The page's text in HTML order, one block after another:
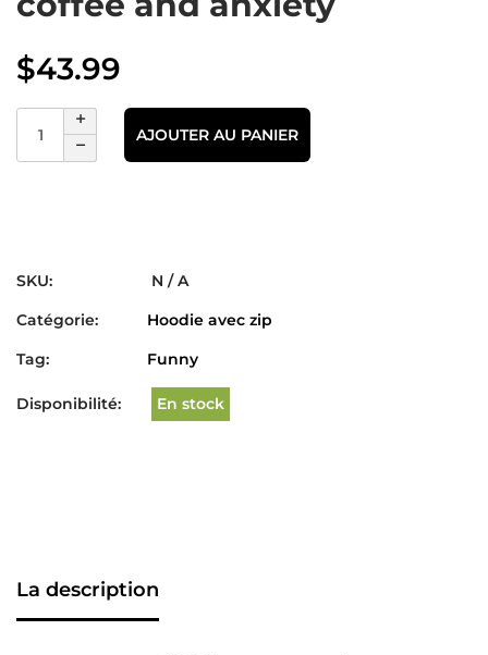
$43.99
AJOUTER AU PANIER
SKU:
N / A
Catégorie:
Hoodie avec zip
Tag:
Funny
Disponibilité: En stock
La description